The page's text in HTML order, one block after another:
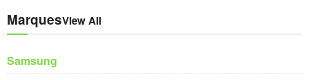
MarquesView All
Samsung